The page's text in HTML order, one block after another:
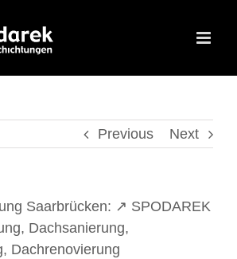
Previous Next
Saarbrücken: ↗️ SPODAREK
Dachsanierung,
Dachrenovierung